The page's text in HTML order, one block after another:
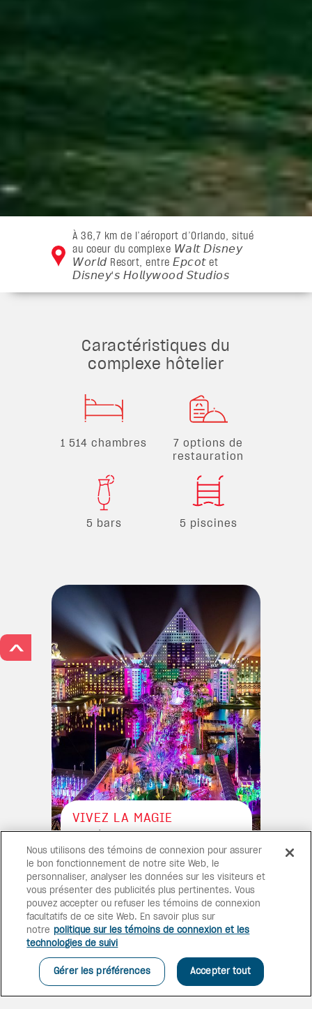
À 36,7 km de l’aéroport d’Orlando, situé
au coeur du complexe 𝘞𝘢𝘭𝘵 𝘋𝘪𝘴𝘯𝘦𝘺
𝘞𝘰𝘳𝘭𝘥 Resort, entre 𝘌𝘱𝘤𝘰𝘵 et
𝘋𝘪𝘴𝘯𝘦𝘺'𝘴 𝘏𝘰𝘭𝘭𝘺𝘸𝘰𝘰𝘥 𝘚𝘵𝘶𝘥𝘪𝘰𝘴
Caractéristiques du
complexe hôtelier
1 514 chambres
7 options de
restauration
5 bars 5 piscines
VIVEZ LA MAGIE
Niché dans le quartier d’Epcot,
le Walt Disney World Swan and
Dolphin propose des chambres
luxueuses, 19 options de
restauration, des commodités
de qualité et des avantages
exclusifs de Disney.
Nous utilisons des témoins de connexion pour assurer
le bon fonctionnement de notre site Web, le
personnaliser, analyser les données sur les visiteurs et
vous présenter des publicités plus pertinentes. Vous
pouvez accepter ou refuser les témoins de connexion
facultatifs de ce site Web. En savoir plus sur
notre politique sur les témoins de connexion et les
technologies de suivi
Gérer les préférences Accepter tout